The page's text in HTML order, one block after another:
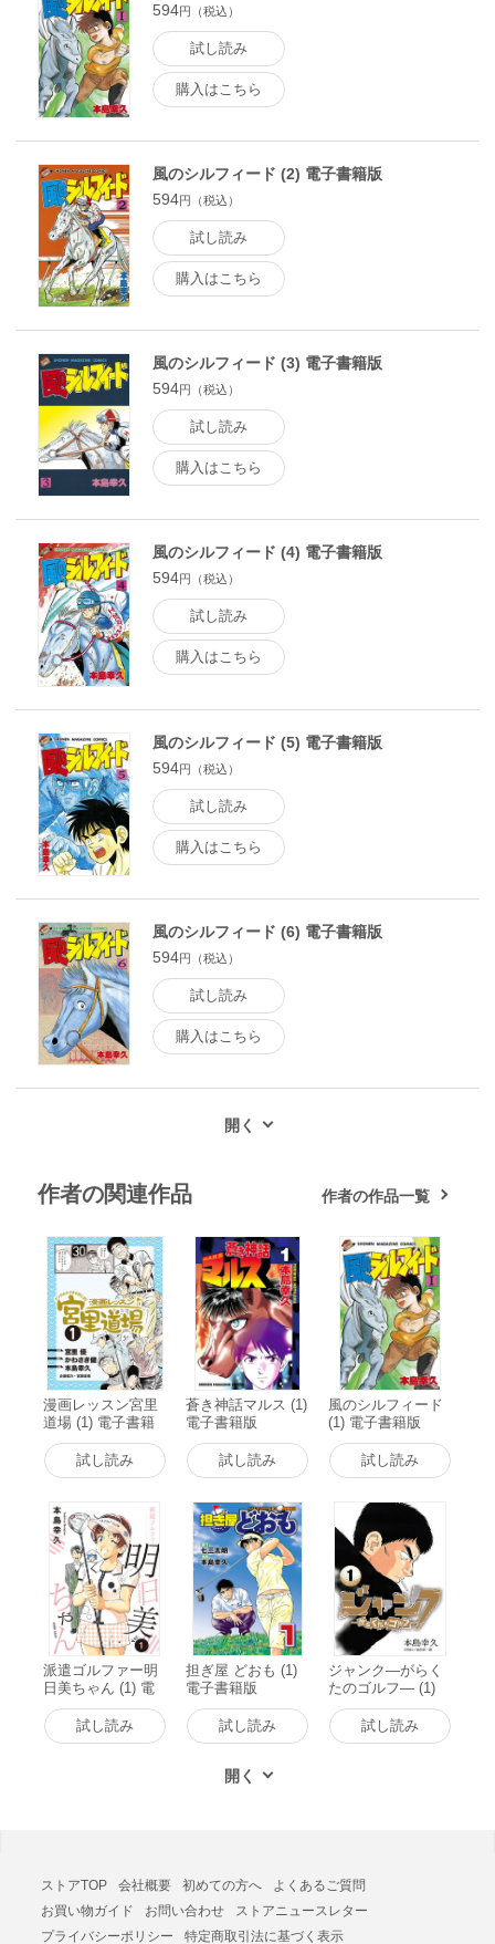
594円（税込）
試し読み
購入はこちら
風のシルフィード (2) 電子書籍版
594円（税込）
試し読み
購入はこちら
風のシルフィード (3) 電子書籍版
594円（税込）
試し読み
購入はこちら
風のシルフィード (4) 電子書籍版
594円（税込）
試し読み
購入はこちら
風のシルフィード (5) 電子書籍版
594円（税込）
試し読み
購入はこちら
風のシルフィード (6) 電子書籍版
594円（税込）
試し読み
購入はこちら
作者の関連作品 作者の作品一覧
漫画レッスン宮里
道場 (1) 電子書籍
試し読み
蒼き神話マルス (1)
電子書籍版
試し読み
風のシルフィード
(1) 電子書籍版
試し読み
派遣ゴルファー明
日美ちゃん (1) 電
子書籍版
試し読み
担ぎ屋 どおも (1)
電子書籍版
試し読み
ジャンク―がらく
たのゴルフ― (1)
電子書籍版
試し読み
ストアTOP 会社概要 初めての方へ
よくあるご質問
お買い物ガイド
お問い合わせ
ストアニュースレター
プライバシーポリシー
特定商取引法に基づく表示